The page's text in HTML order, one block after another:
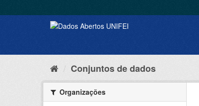
Conjuntos de dados
Organizações